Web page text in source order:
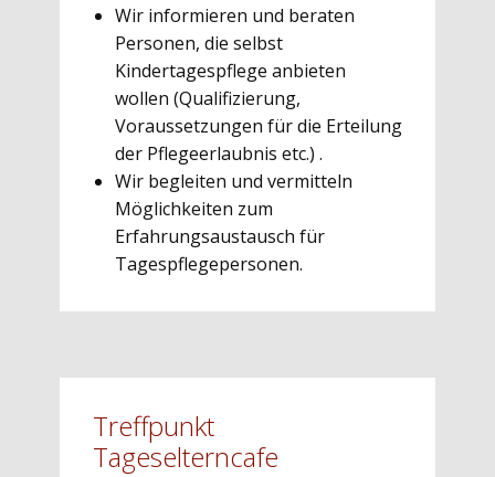
Wir informieren und beraten
Personen, die selbst
Kindertagespflege anbieten
wollen (Qualifizierung,
Voraussetzungen für die Erteilung
der Pflegeerlaubnis etc.) .
Wir begleiten und vermitteln
Möglichkeiten zum
Erfahrungsaustausch für
Tagespflegepersonen.
Treffpunkt
Tageselterncafe